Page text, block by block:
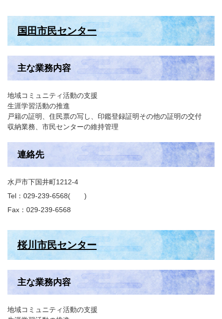
国田市民センター
主な業務内容
地域コミュニティ活動の支援
生涯学習活動の推進
戸籍の証明、住民票の写し、印鑑登録証明その他の証明の交付
収納業務、市民センターの維持管理
連絡先
水戸市下国井町1212-4
Tel：029-239-6568
Fax：029-239-6568
桜川市民センター
主な業務内容
地域コミュニティ活動の支援